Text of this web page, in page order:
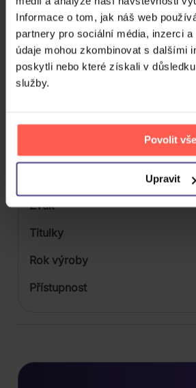
Informace o tom, jak náš web
partnery pro sociální média, inzerci
údaje mohou zkombinovat s dalšími
poskytli nebo které získali v
služby.
Povolit vše
Upravit
1
Počet DVD
Počet BD
Počet vinyl
Balení média
Zvuk
Titulky
Rok výroby
Přístupnost